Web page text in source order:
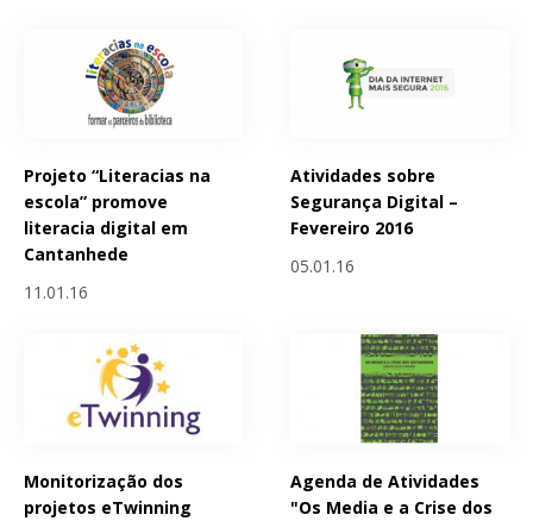
Projeto “Literacias na
escola” promove
literacia digital em
Cantanhede
11.01.16
Atividades sobre
Segurança Digital –
Fevereiro 2016
05.01.16
Monitorização dos
projetos eTwinning
Agenda de Atividades
"Os Media e a Crise dos